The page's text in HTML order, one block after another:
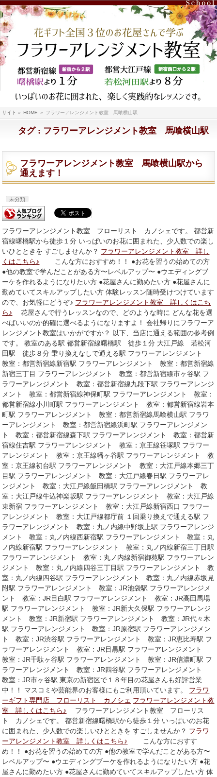
サイト » HOME » フラワーアレンジメント教室 馬喰横山駅
タグ : フラワーアレンジメント教室 馬喰横山駅
フラワーアレンジメント教室 馬喰横山駅から
通えます！
未分類
フラワーアレンジメント教室 フローリスト カノシェです。 都営新
宿線曙橋駅から徒歩１分 いっぱいのお花に囲まれた、少人数での楽し
いひとときを すごしませんか？ フラワーアレンジメント教室 詳し
くはこちら♪ こんな方におすすめ！！ ●お花を習うの始めての方
●他の教室で学んだことがある方〜レベルアップ〜 ●ウエディングブ
ーケを作れるようになりたい方 ●花屋さんに勤めたい方 ●花屋さんに
勤めていてスキルアップしたい方 体験レッスン随時受けつけています
ので、お気軽にどうぞ♪ フラワーアレンジメント教室 詳しくはこち
ら♪ 花屋さんで行うレッスンなので、どのような時に どんな花を選
べばいいのか的確に選べるようになりますよ！ 会社帰りにフラワーア
レンジメント教室はいかがですか？ 以下、当店に通える範囲の参考例
です。 教室のある駅 都営新宿線曙橋駅 徒歩１分 大江戸線 若松河
田駅 徒歩８分 乗り換えなしで通える駅 フラワーアレンジメント
教室：都営新宿線新宿駅 フラワーアレンジメント 教室：都営新宿線
新宿三丁目 フラワーアレンジメント 教室：都営新宿線市ヶ谷駅 フ
ラワーアレンジメント 教室：都営新宿線九段下駅 フラワーアレンジ
メント 教室：都営新宿線神保町駅 フラワーアレンジメント 教室：
都営新宿線小川町駅 フラワーアレンジメント 教室：都営新宿線岩本
町駅 フラワーアレンジメント 教室：都営新宿線馬喰横山駅 フラワ
ーアレンジメント 教室：都営新宿線浜町駅 フラワーアレンジメン
ト 教室：都営新宿線森下駅 フラワーアレンジメント 教室：都営新
宿線住吉駅 フラワーアレンジメント 教室：京王線笹塚駅 フラワー
アレンジメント 教室：京王線幡ヶ谷駅 フラワーアレンジメント 教
室：京王線初台駅 フラワーアレンジメント 教室：大江戸線本郷三丁
目駅 フラワーアレンジメント 教室：大江戸線春日駅 フラワーアレ
ンジメント 教室：大江戸線飯田橋駅 フラワーアレンジメント 教
室：大江戸線牛込神楽坂駅 フラワーアレンジメント 教室：大江戸線
東新宿 フラワーアレンジメント 教室：大江戸線新宿西口 フラワー
アレンジメント 教室：大江戸線都庁前 １回乗り換えで通える駅 フ
ラワーアレンジメント 教室：丸ノ内線中野坂上駅 フラワーアレンジ
メント 教室：丸ノ内線西新宿駅 フラワーアレンジメント 教室：丸
ノ内線新宿駅 フラワーアレンジメント 教室：丸ノ内線新宿三丁目駅
フラワーアレンジメント 教室：丸ノ内線新宿御苑駅 フラワーアレン
ジメント 教室：丸ノ内線四谷三丁目駅 フラワーアレンジメント 教
室：丸ノ内線四谷駅 フラワーアレンジメント 教室：丸ノ内線赤坂見
附駅 フラワーアレンジメント 教室：JR池袋駅 フラワーアレンジメ
ント 教室：JR目白駅 フラワーアレンジメント 教室：JR高田馬場
駅 フラワーアレンジメント 教室：JR新大久保駅 フラワーアレンジ
メント 教室：JR新宿駅 フラワーアレンジメント 教室：JR代々木
駅 フラワーアレンジメント 教室：JR原宿駅 フラワーアレンジメン
ト 教室：JR渋谷駅 フラワーアレンジメント 教室：JR恵比寿駅 フ
ラワーアレンジメント 教室：JR目黒駅 フラワーアレンジメント
教室：JR千駄ヶ谷駅 フラワーアレンジメント 教室：JR信濃町駅 フ
ラワーアレンジメント 教室：JR四谷駅 フラワーアレンジメント
教室：JR市ヶ谷駅 東京の新宿区で１８年目の花屋さんも好評営業
中！！ マスコミや芸能界のお客様にもご利用頂いています。 フラワ
ーギフト専門店 フローリスト カノシェ フラワーアレンジメント教
室 詳しくはこちら♪ フラワーアレンジメント教室 フローリス
ト カノシェです。 都営新宿線曙橋駅から徒歩１分 いっぱいのお花
に囲まれた、少人数での楽しいひとときを すごしませんか？ フラワ
ーアレンジメント教室 詳しくはこちら♪ こんな方におすす
め！！ ●お花を習うの始めての方 ●他の教室で学んだことがある方〜
レベルアップ〜 ●ウエディングブーケを作れるようになりたい方 ●花
屋さんに勤めたい方 ●花屋さんに勤めていてスキルアップしたい方 体